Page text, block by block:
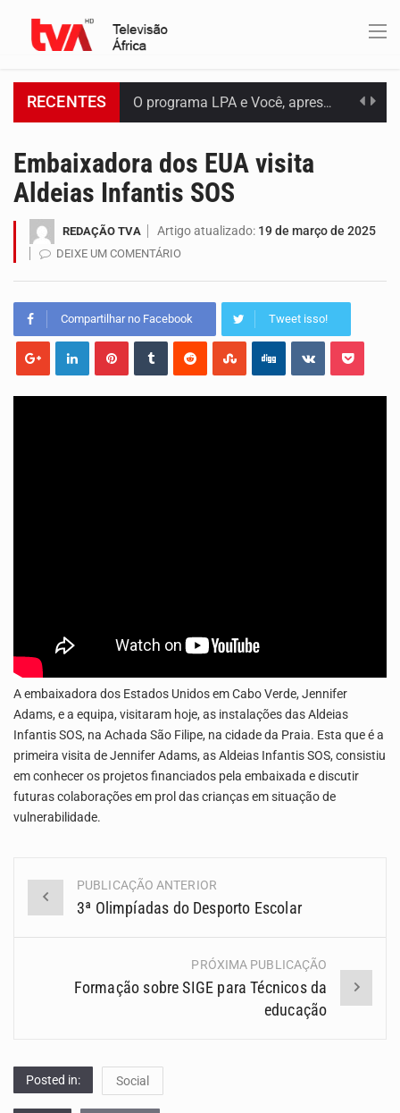
RECENTES O programa LPA e Você, apresentado por Lilian Primo Albuquerque, o único programa de empreendedorismo…
Arrancou esta segunda-feira a formação do primeiro Programa de Treinamento em Epidemiologia de Campo de…
A Universidade de Cabo Verde passa a dispor de uma sala de apoio à amamentação.…
O programa LPA e Você, apresentado por Lilian Primo Albuquerque, o único programa de empreendedorismo…
Embaixadora dos EUA visita
Aldeias Infantis SOS
REDAÇÃO TVA Artigo atualizado: 19 de março de 2025
DEIXE UM COMENTÁRIO
Compartilhar no Facebook Tweet isso!
A embaixadora dos Estados Unidos em Cabo Verde, Jennifer
Adams, e a equipa, visitaram hoje, as instalações das Aldeias
Infantis SOS, na Achada São Filipe, na cidade da Praia. Esta que é a
primeira visita de Jennifer Adams, as Aldeias Infantis SOS, consistiu
em conhecer os projetos financiados pela embaixada e discutir
futuras colaborações em prol das crianças em situação de
vulnerabilidade.
Navegação
PUBLICAÇÃO ANTERIOR
3ª Olimpíadas do Desporto Escolar
PRÓXIMA PUBLICAÇÃO
Formação sobre SIGE para Técnicos da
educação
Posted in: Social